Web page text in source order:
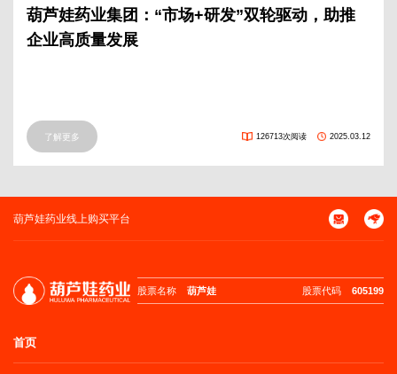
葫芦娃药业集团：“市场+研发”双轮驱动，助推
企业高质量发展
了解更多 126713次阅读 2025.03.12
葫芦娃药业线上购买平台
股票名称 葫芦娃 股票代码 605199
首页